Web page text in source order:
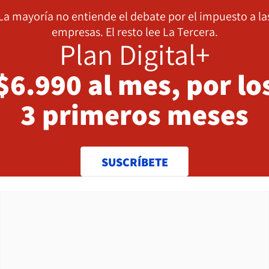
mayoría no entiende el debate por el impuesto a
empresas. El resto lee La Tercera.
Plan Digital+
al mes, por
3 primeros meses
SUSCRÍBETE